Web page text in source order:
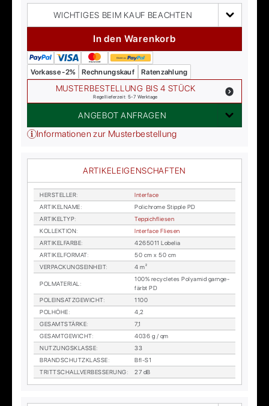
WICHTIGES BEIM KAUF BEACHTEN
In den Warenkorb
Vorkasse -2% Rechnungskauf Ratenzahlung
MUSTERBESTELLUNG BIS 4 STÜCK
Regellieferzeit: 5-7 Werktage
ANGEBOT ANFRAGEN
Informationen zur Musterbestellung
ARTIKELEIGENSCHAFTEN
HER­STEL­LER:
In­ter­face
AR­TI­KEL­NA­ME:
Po­lichro­me Stipp­le PD
AR­TI­KEL­TYP:
Tep­pich­flie­sen
KOL­LEK­TI­ON:
In­ter­face Flie­sen
AR­TI­KEL­FAR­BE:
4265011 Lo­be­lia
AR­TI­KEL­FOR­MAT:
50 cm x 50 cm
VER­PA­CKUNGS­EIN­HEIT: 4 m²
POL­MA­TE­RI­AL :
100% re­cy­cle­tes Po­ly­amid garn­ge­
färbt PD
POL­EIN­SATZ­GE­WICHT:
1100
POL­HÖ­HE:
4,2
GE­SAMT­STÄR­KE:
7,1
GE­SAMT­GE­WICHT:
4036 g / qm
NUT­ZUNGS­KLAS­SE:
33
BRAND­SCHUTZ­KLAS­SE:
Bfl-S1
TRITT­SCHALL­VER­BES­SE­RUNG: 27 dB